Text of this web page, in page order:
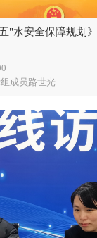
"水安全保障规划》
成员路世光